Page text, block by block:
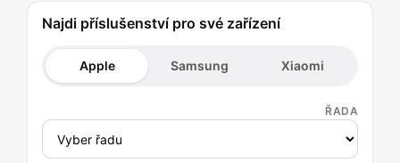
Najdi příslušenství pro své zařízení
Apple Samsung Xiaomi
ŘADA